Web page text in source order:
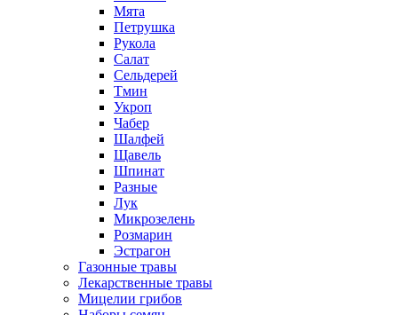
Мята
Петрушка
Рукола
Салат
Сельдерей
Тмин
Укроп
Чабер
Шалфей
Щавель
Шпинат
Разные
Лук
Микрозелень
Розмарин
Эстрагон
Газонные травы
Лекарственные травы
Мицелии грибов